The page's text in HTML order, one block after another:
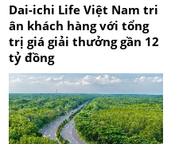
Dai-ichi Life Việt Nam tri
ân khách hàng với tổng
trị giá giải thưởng gần 12
tỷ đồng